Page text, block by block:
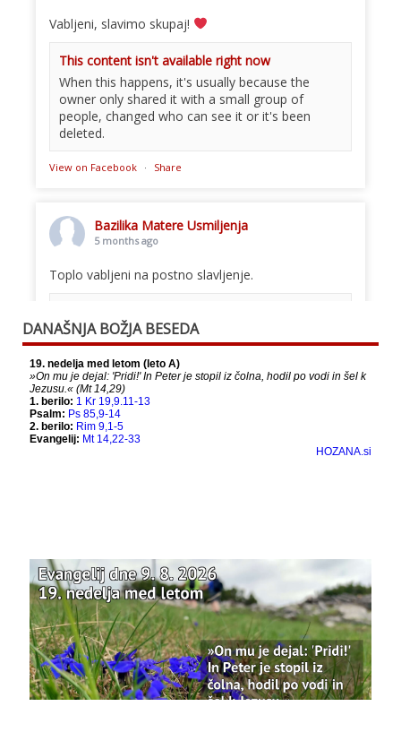
Vabljeni, slavimo skupaj!
This content isn't available right now
When this happens, it's usually because the
owner only shared it with a small group of
people, changed who can see it or it's been
deleted.
View on Facebook · Share
Bazilika Matere Usmiljenja
5 months ago
Toplo vabljeni na postno slavljenje.
When this happens, it's usually because the
owner only shared it with a small group of
people, changed who can see it or it's been
deleted.
View on Facebook
Photo
View on Facebook · Share
Bazilika Matere Usmiljenja updated their
status.
1 years ago
DANAŠNJA BOŽJA BESEDA